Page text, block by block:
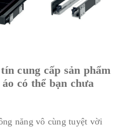
cung cấp sản phẩm
có thể bạn chưa
năng vô cùng tuyệt vời